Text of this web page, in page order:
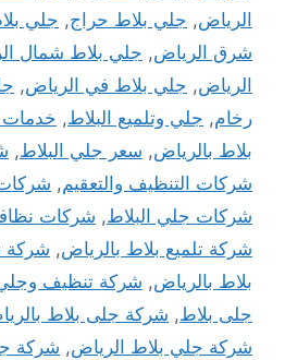
الرياض, جلي بلاط حراج, جلي
شرق الرياض, جلي بلاط شمال
الرياض, جلي بلاط في الرياض,
رخام, جلي وتلميع البلاط, خدمات
بلاط بالرياض, سعر جلي البلاط,
شركات التنظيف والتعقيم,
شركات جلي البلاط, شركات
شركة تلميع بلاط بالرياض, شركة
بلاط بالرياض, شركة تنظيف وجلي
جلى بلاط, شركة جلى بلاط
شركة جلي بلاط الرياض, شركة